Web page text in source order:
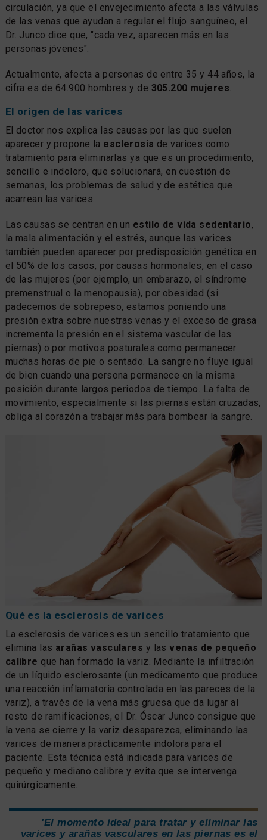
circulación, ya que el envejecimiento afecta a las válvulas
de las venas que ayudan a regular el flujo sanguíneo, el
Dr. Junco dice que, "cada vez, aparecen más en las
personas jóvenes".
Actualmente, afecta a personas de entre 35 y 44 años, la
cifra es de 64.900 hombres y de 305.200 mujeres
El origen de las varices
El doctor nos explica las causas por las que suelen
aparecer y propone la esclerosis de varices como
tratamiento para eliminarlas ya que es un procedimiento,
sencillo e indoloro, que solucionará, en cuestión de
semanas, los problemas de salud y de estética que
acarrean las varices.
Las causas se centran en un estilo de vida sedentario,
la mala alimentación y el estrés, aunque las varices
también pueden aparecer por predisposición genética en
el 50% de los casos, por causas hormonales, en el caso
de las mujeres (por ejemplo, un embarazo, el síndrome
premenstrual o la menopausia), por obesidad (si
padecemos de sobrepeso, estamos poniendo una
presión extra sobre nuestras venas y el exceso de grasa
incrementa la presión en el sistema vascular de las
piernas) o por motivos posturales como permanecer
muchas horas de pie o sentado. La sangre no fluye igual
de bien cuando una persona permanece en la misma
posición durante largos periodos de tiempo. La falta de
movimiento, especialmente si las piernas están cruzadas,
obliga al corazón a trabajar más para bombear la sangre.
Qué es la esclerosis de varices
La esclerosis de varices es un sencillo tratamiento que
elimina las arañas vasculares y lasvenas de pequeño
calibre que han formado la variz. Mediante la infiltración
de un líquido esclerosante (un medicamento que produce
una reacción inflamatoria controlada en las pareces de la
variz), a través de la vena más gruesa que da lugar al
resto de ramificaciones, el Dr. Óscar Junco consigue que
la vena se cierre y la variz desaparezca, eliminando las
varices de manera prácticamente indolora para el
paciente. Esta técnica está indicada para varices de
pequeño y mediano calibre y evita que se intervenga
quirúrgicamente.
'El momento ideal para tratar y eliminar las
varices y arañas vasculares en las piernas es el